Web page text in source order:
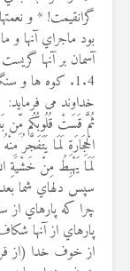
گرانقيمت! * و
بود ماجراي آنها و
آسمان بر آنها
1.4. کوه ها و سنگ ها
خداوند می فرماید:
ثُمَّ قَسَتْ قُلُوبُكُم مِّن
الْحِجَارَةِ لَمَا يَتَفَجَّرُ
لَمَا يَهْبِطُ مِنْ خَشْيَةِ
سپس دلهاي شما
چرا كه پاره‏اي از
پاره‏اي از آنها
از خوف خدا (از